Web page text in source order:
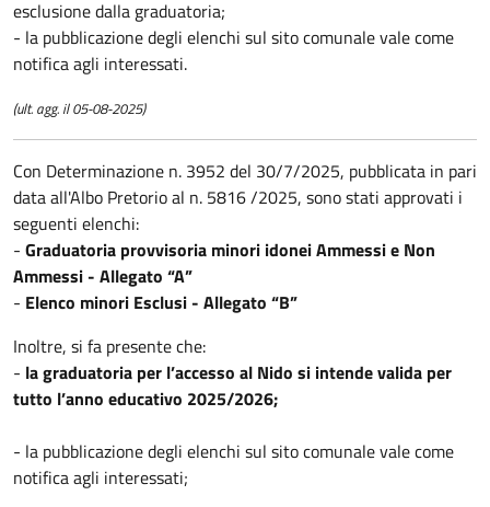
esclusione dalla graduatoria;
- la pubblicazione degli elenchi sul sito comunale vale come
notifica agli interessati.
(ult. agg. il 05-08-2025)
Con Determinazione n. 3952 del 30/7/2025, pubblicata in pari
data all'Albo Pretorio al n. 5816 /2025, sono stati approvati i
seguenti elenchi:
- Graduatoria provvisoria minori idonei Ammessi e Non
Ammessi - Allegato “A”
- Elenco minori Esclusi - Allegato “B”
Inoltre, si fa presente che:
- la graduatoria per l’accesso al Nido si intende valida per
tutto l’anno educativo 2025/2026;
- la pubblicazione degli elenchi sul sito comunale vale come
notifica agli interessati;